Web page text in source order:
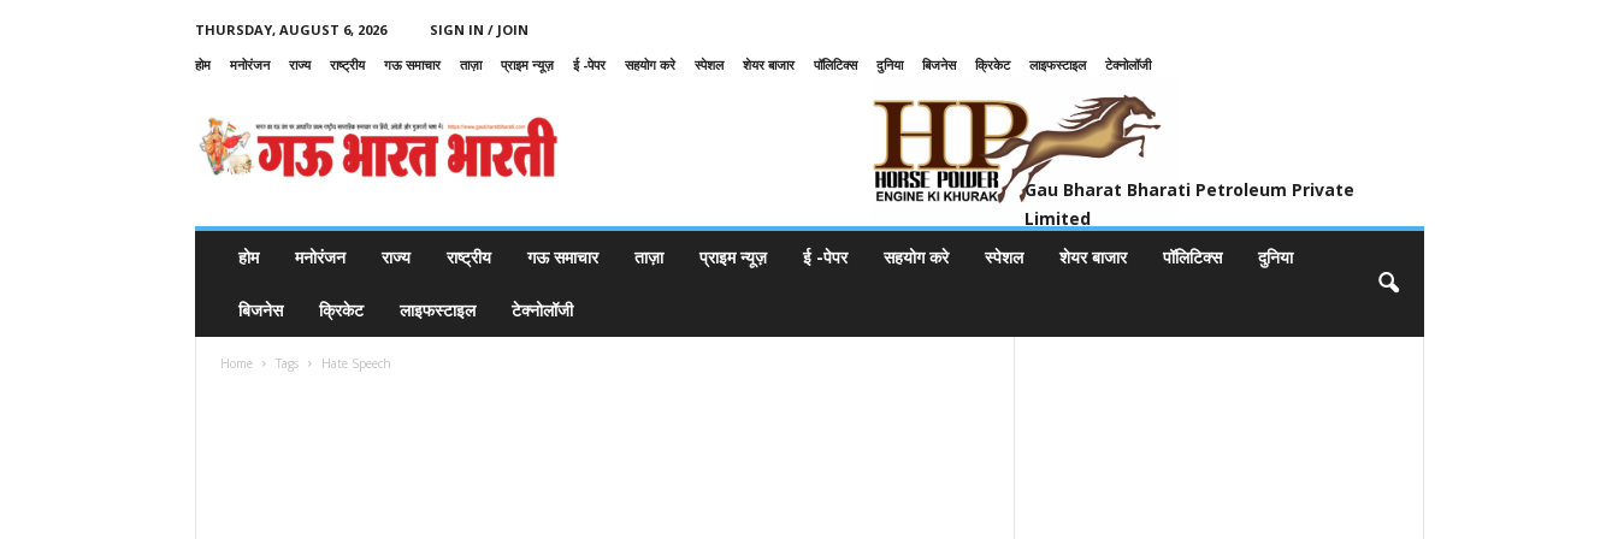
THURSDAY, AUGUST 6, 2026
SIGN IN / JOIN
होम
मनोरंजन राज्य राष्ट्रीय गऊ समाचार ताज़ा प्राइम न्यूज़ ई -पेपर सहयोग करे स्पेशल शेयर बाजार पॉलिटिक्स दुनिया बिजनेस क्रिकेट लाइफस्टाइल
टेक्नोलॉजी
u
Gau Bharat Bharati Petroleum Private
Limited
होम
मनोरंजन राज्य राष्ट्रीय गऊ समाचार ताज़ा प्राइम न्यूज़ ई -पेपर सहयोग करे स्पेशल शेयर बाजार पॉलिटिक्स दुनिया
बिजनेस क्रिकेट लाइफस्टाइल टेक्नोलॉजी
Home Tags Hate Speech